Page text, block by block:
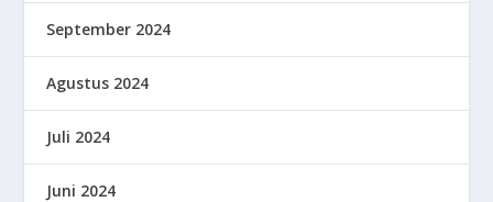
September 2024
Agustus 2024
Juli 2024
Juni 2024